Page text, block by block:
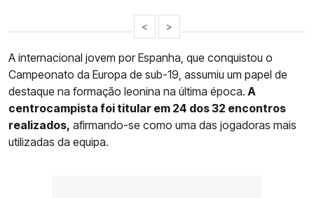
< >
A internacional jovem por Espanha, que conquistou o
Campeonato da Europa de sub-19, assumiu um papel de
destaque na formação leonina na última época. A
centrocampista foi titular em 24 dos 32 encontros
realizados, afirmando-se como uma das jogadoras mais
utilizadas da equipa.